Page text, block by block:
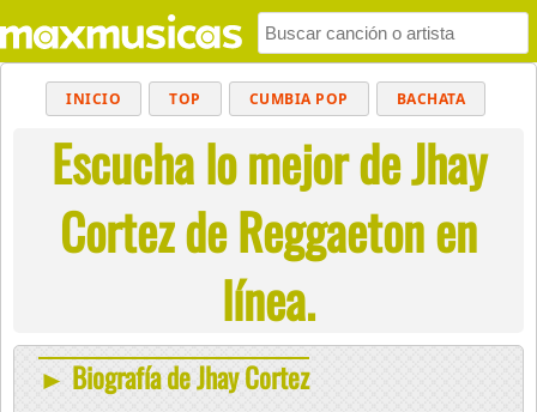
INICIO TOP CUMBIA POP BACHATA
MUSICA CRISTIANA REGGAETON
BALADAS ALTERNATIVO ELECTRÓNICA
CUMBIAS
Escucha lo mejor de Jhay
Cortez de Reggaeton en
línea.
► Biografía de Jhay Cortez